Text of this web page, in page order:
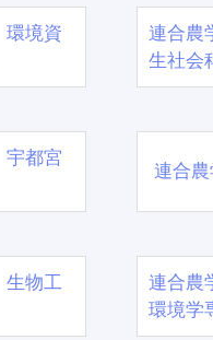
境資
連合農
生社会
都宮
連合
物工
連合農
環境学